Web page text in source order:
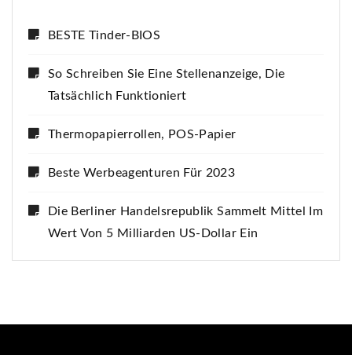
BESTE Tinder-BIOS
So Schreiben Sie Eine Stellenanzeige, Die
Tatsächlich Funktioniert
Thermopapierrollen, POS-Papier
Beste Werbeagenturen Für 2023
Die Berliner Handelsrepublik Sammelt Mittel Im
Wert Von 5 Milliarden US-Dollar Ein